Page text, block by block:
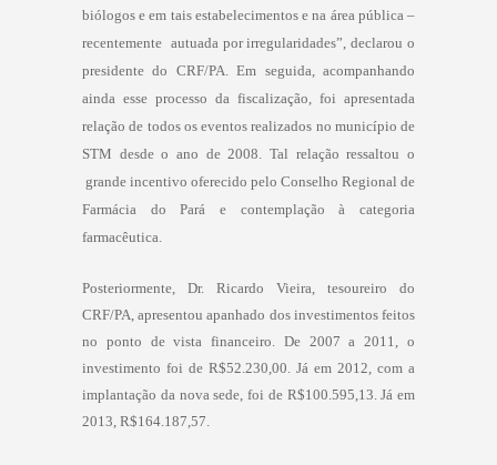
biólogos e em tais estabelecimentos e na área pública –
recentemente autuada por irregularidades”, declarou o
presidente do CRF/PA. Em seguida, acompanhando
ainda esse processo da fiscalização, foi apresentada
relação de todos os eventos realizados no município de
STM desde o ano de 2008. Tal relação ressaltou o
grande incentivo oferecido pelo Conselho Regional de
Farmácia do Pará e contemplação à categoria
farmacêutica.
Posteriormente, Dr. Ricardo Vieira, tesoureiro do
CRF/PA, apresentou apanhado dos investimentos feitos
no ponto de vista financeiro. De 2007 a 2011, o
investimento foi de R$52.230,00. Já em 2012, com a
implantação da nova sede, foi de R$100.595,13. Já em
2013, R$164.187,57.